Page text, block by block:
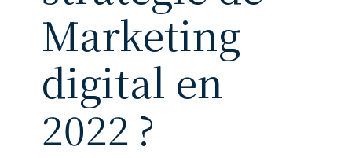
Marketing
digital en
2022 ?